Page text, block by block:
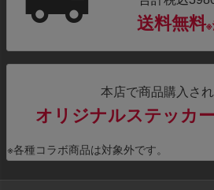
送料無料※
本店で商品購入さ
オリジナルステッカ
※各種コラボ商品は対象外です。